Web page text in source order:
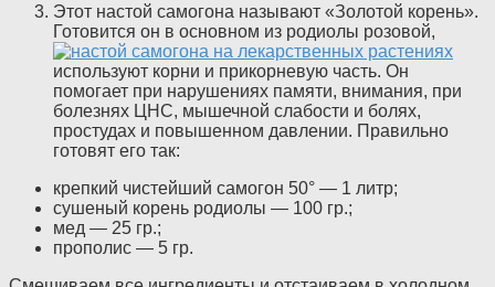
Этот настой самогона называют «Золотой корень».
Готовится он в основном из родиолы розовой,
используют корни и прикорневую часть. Он
помогает при нарушениях памяти, внимания, при
болезнях ЦНС, мышечной слабости и болях,
простудах и повышенном давлении. Правильно
готовят его так:
крепкий чистейший самогон 50° — 1 литр;
сушеный корень родиолы — 100 гр.;
мед — 25 гр.;
прополис — 5 гр.